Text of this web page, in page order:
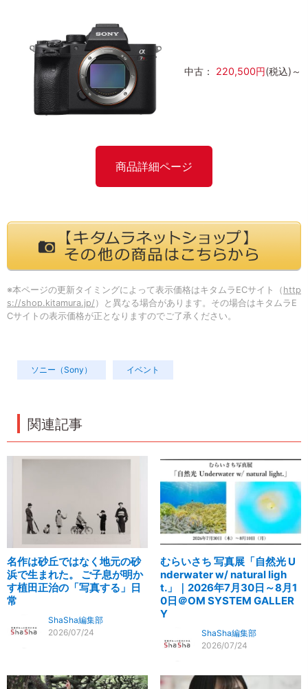
中古： 220,500円(税込)～
商品詳細ページ
※本ページの更新タイミングによって表示価格はキタムラECサイト（ http
s://shop.kitamura.jp/ ）と異なる場合があります。その場合はキタムラE
Cサイトの表示価格が正となりますのでご了承ください。
ソニー（Sony） イベント
関連記事
名作は砂丘ではなく地元の砂
浜で生まれた。 ご子息が明か
す植田正治の「写真する」日
常
ShaSha編集部
2026/07/24
むらいさち 写真展「自然光 U
nderwater w/ natural ligh
t.」｜2026年7月30日～8月1
0日＠OM SYSTEM GALLER
Y
ShaSha編集部
2026/07/24